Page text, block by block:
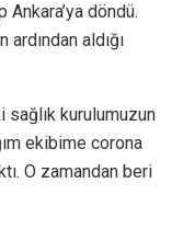
Ankara’ya döndü.
ardından aldığı
sağlık kurulumuzun
ekibime corona
O zamandan beri